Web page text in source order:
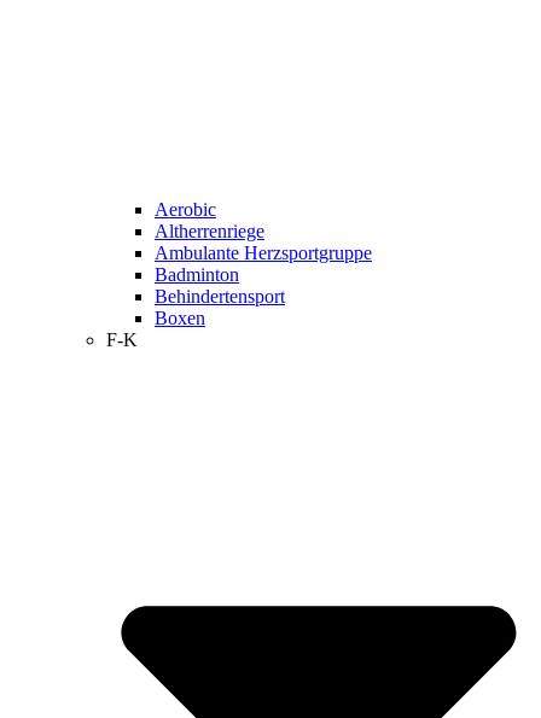
Aerobic
Altherrenriege
Ambulante Herzsportgruppe
Badminton
Behindertensport
Boxen
F-K